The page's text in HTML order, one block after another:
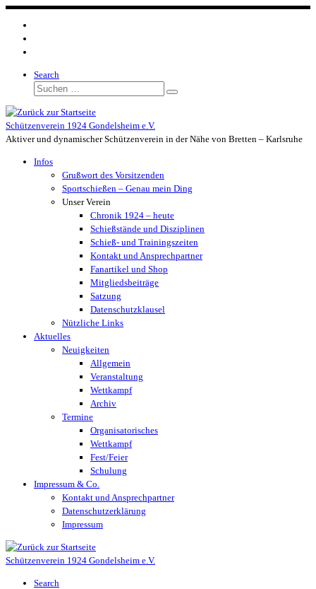
Zum
Inhalt
springen
Search
Suche
Suchen …
Schützenverein 1924 Gondelsheim e.V.
Aktiver und dynamischer Schützenverein in der Nähe von Bretten – Karlsruhe
Infos
Grußwort des Vorsitzenden
Sportschießen – Genau mein Ding
Unser Verein
Chronik 1924 – heute
Schießstände und Disziplinen
Schieß- und Trainingszeiten
Kontakt und Ansprechpartner
Fanartikel und Shop
Mitgliedsbeiträge
Satzung
Datenschutzklausel
Nützliche Links
Aktuelles
Neuigkeiten
Allgemein
Veranstaltung
Wettkampf
Archiv
Termine
Organisatorisches
Wettkampf
Fest/Feier
Schulung
Impressum & Co.
Kontakt und Ansprechpartner
Datenschutzerklärung
Impressum
Schützenverein 1924 Gondelsheim e.V.
Search